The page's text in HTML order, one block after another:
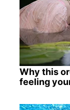
Why this
feeling